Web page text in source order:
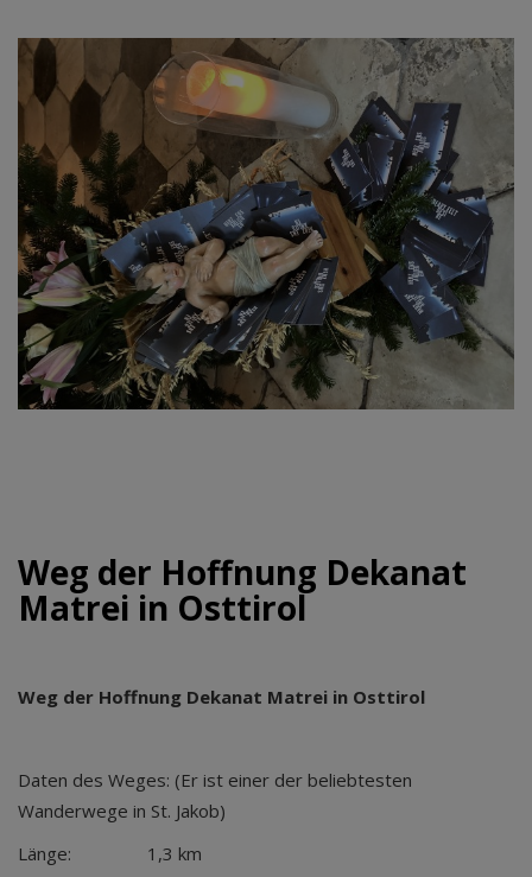
Weg der Hoffnung Dekanat
Matrei in Osttirol
Weg der Hoffnung Dekanat Matrei in Osttirol
Daten des Weges: (Er ist einer der beliebtesten
Wanderwege in St. Jakob)
Länge: 1,3 km